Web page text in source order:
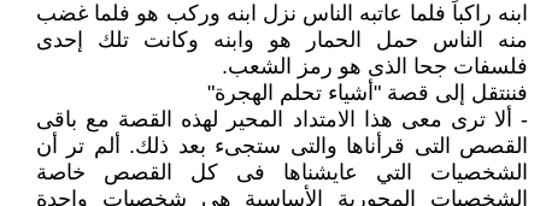
ابنه راكباً فلما عاتبه الناس نزل ابنه وركب هو فلما غضب
منه الناس حمل الحمار هو وابنه وكانت تلك إحدى
فلسفات جحا الذى هو رمز الشعب.
فننتقل إلى قصة "أشياء تحلم الهجرة"
- ألا ترى معى هذا الامتداد المحير لهذه القصة مع باقى
القصص التى قرأناها والتى ستجىء بعد ذلك. ألم تر أن
الشخصيات التي عايشناها فى كل القصص خاصة
الشخصيات المحورية الأساسية هى شخصيات واحدة